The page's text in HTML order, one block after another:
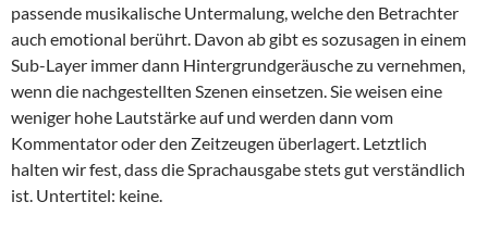
passende musikalische Untermalung, welche den Betrachter
auch emotional berührt. Davon ab gibt es sozusagen in einem
Sub-Layer immer dann Hintergrundgeräusche zu vernehmen,
wenn die nachgestellten Szenen einsetzen. Sie weisen eine
weniger hohe Lautstärke auf und werden dann vom
Kommentator oder den Zeitzeugen überlagert. Letztlich
halten wir fest, dass die Sprachausgabe stets gut verständlich
ist. Untertitel: keine.